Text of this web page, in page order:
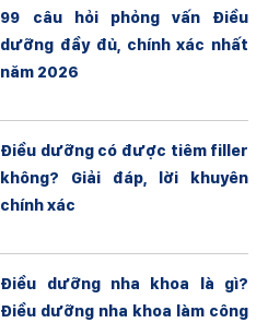
99 câu hỏi phỏng vấn Điều
dưỡng đầy đủ, chính xác nhất
năm 2026
Điều dưỡng có được tiêm filler
không? Giải đáp, lời khuyên
chính xác
Điều dưỡng nha khoa là gì?
Điều dưỡng nha khoa làm công